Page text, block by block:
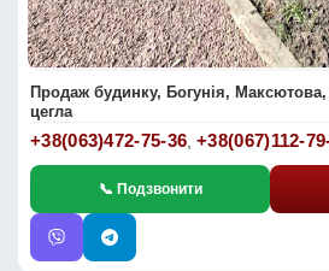
Продаж будинку, Богунія, Максютова,
цегла
+38(063)472-75-36,+38(067)112-
📞 Подзвонити